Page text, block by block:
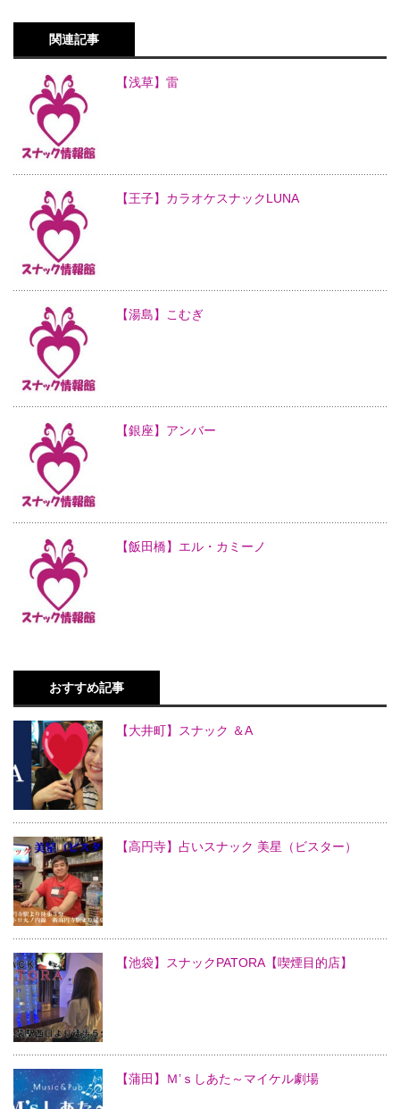
関連記事
【浅草】雷
【王子】カラオケスナックLUNA
【湯島】こむぎ
【銀座】アンバー
【飯田橋】エル・カミーノ
おすすめ記事
【大井町】スナック ＆A
【高円寺】占いスナック 美星（ビスター）
【池袋】スナックPATORA【喫煙目的店】
【蒲田】Ｍ’ｓしあた～マイケル劇場